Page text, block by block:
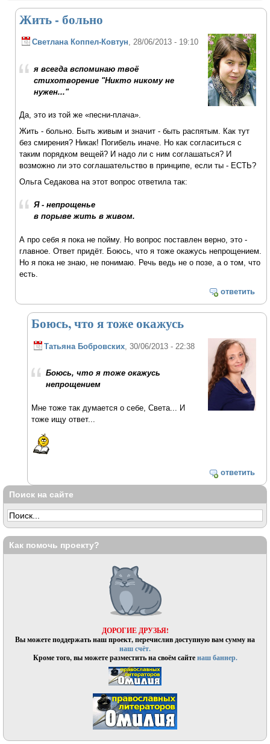
Жить - больно
Светлана Коппел-Ковтун, 28/06/2013 - 19:10
я всегда вспоминаю твоё
стихотворение "Никто никому не
нужен..."
Да, это из той же «песни-плача».
Жить - больно. Быть живым и значит - быть распятым. Как тут
без смирения? Никак! Погибель иначе. Но как согласиться с
таким порядком вещей? И надо ли с ним соглашаться? И
возможно ли это соглашательство в принципе, если ты - ЕСТЬ?
Ольга Седакова на этот вопрос ответила так:
Я - непрощенье
в порыве жить в живом.
А про себя я пока не пойму. Но вопрос поставлен верно, это -
главное. Ответ придёт. Боюсь, что я тоже окажусь непрощением.
Но я пока не знаю, не понимаю. Речь ведь не о позе, а о том, что
есть.
ответить
Боюсь, что я тоже окажусь
Татьяна Бобровских , 30/06/2013 - 22:38
Боюсь, что я тоже окажусь
непрощением
Мне тоже так думается о себе, Света... И
тоже ищу ответ...
ответить
Поиск на сайте
Как помочь проекту?
ДОРОГИЕ ДРУЗЬЯ!
Вы можете поддержать наш проект, перечислив доступную вам сумму на
наш счёт.
Кроме того, вы можете разместить на своём сайтенаш баннер.